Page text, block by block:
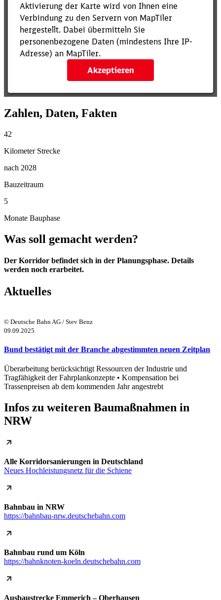
Zahlen, Daten, Fakten
42
Kilometer Strecke
nach 2028
Bauzeitraum
5
Monate Bauphase
Was soll gemacht werden?
Der Korridor befindet sich in der Planungsphase. Details
werden noch erarbeitet.
Aktuelles
© Deutsche Bahn AG / Stev Benz
09.09.2025
Bund bestätigt mit der Branche abgestimmten neuen Zeitplan
Überarbeitung berücksichtigt Ressourcen der Industrie und
Tragfähigkeit der Fahrplankonzepte • Kompensation bei
Trassenpreisen ab dem kommenden Jahr angestrebt
Infos zu weiteren Baumaßnahmen in
NRW
Alle Korridorsanierungen in Deutschland
Neues Hochleistungsnetz für die Schiene
Bahnbau in NRW
https://bahnbau-nrw.deutschebahn.com
Bahnbau rund um Köln
https://bahnknoten-koeln.deutschebahn.com
Ausbaustrecke Emmerich – Oberhausen